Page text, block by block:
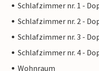
Schlafzimmer nr. 1 -
Schlafzimmer nr. 2 -
Schlafzimmer nr. 3 -
Schlafzimmer nr. 4 -
Wohnraum